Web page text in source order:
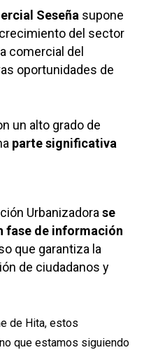
Seseña supone
del sector
comercial del
oportunidades de
un alto grado de
parte significativa
Urbanizadora se
fase de información
que garantiza la
de ciudadanos y
de Hita, estos
que estamos siguiendo